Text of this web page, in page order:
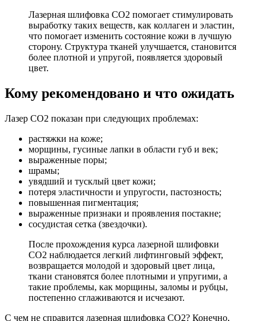
Лазерная шлифовка СО2 помогает стимулировать
выработку таких веществ, как коллаген и эластин,
что помогает изменить состояние кожи в лучшую
сторону. Структура тканей улучшается, становится
более плотной и упругой, появляется здоровый
цвет.
Кому рекомендовано и что ожидать
Лазер СО2 показан при следующих проблемах:
растяжки на коже;
морщины, гусиные лапки в области губ и век;
выраженные поры;
шрамы;
увядший и тусклый цвет кожи;
потеря эластичности и упругости, пастозность;
повышенная пигментация;
выраженные признаки и проявления постакне;
сосудистая сетка (звездочки).
После прохождения курса лазерной шлифовки
СО2 наблюдается легкий лифтинговый эффект,
возвращается молодой и здоровый цвет лица,
ткани становятся более плотными и упругими, а
такие проблемы, как морщины, заломы и рубцы,
постепенно сглаживаются и исчезают.
С чем не справится лазерная шлифовка СО2? Конечно,